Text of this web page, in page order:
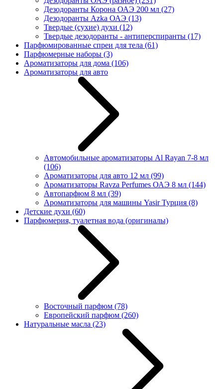
Дезодоранты Корона ОАЭ 200 мл (27)
Дезодоранты Azka ОАЭ (13)
Твердые (сухие) духи (12)
Твердые дезодоранты - антиперспиранты (17)
Парфюмированные спреи для тела (61)
Парфюмерные наборы (3)
Ароматизаторы для дома (106)
Ароматизаторы для авто
Автомобильные ароматизаторы Al Rayan 7-8 мл
(106)
Ароматизаторы для авто 12 мл (99)
Ароматизаторы Ravza Perfumes ОАЭ 8 мл (144)
Автопарфюм 8 мл (39)
Ароматизаторы для машины Yasir Турция (8)
Детские духи (60)
Парфюмерия, туалетная вода (оригиналы)
Восточный парфюм (78)
Европейский парфюм (260)
Натуральные масла (23)